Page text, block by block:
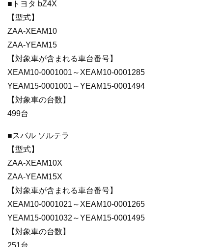
■トヨタ bZ4X
【型式】
ZAA-XEAM10
ZAA-YEAM15
【対象車が含まれる車台番号】
XEAM10-0001001～XEAM10-0001285
YEAM15-0001001～YEAM15-0001494
【対象車の台数】
499台
■スバル ソルテラ
【型式】
ZAA-XEAM10X
ZAA-YEAM15X
【対象車が含まれる車台番号】
XEAM10-0001021～XEAM10-0001265
YEAM15-0001032～YEAM15-0001495
【対象車の台数】